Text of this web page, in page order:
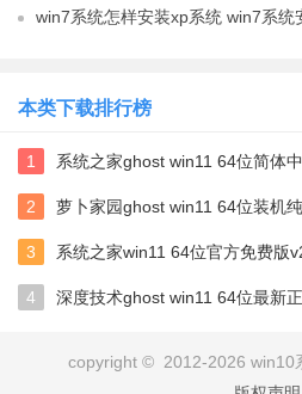
win7系统怎样安装xp系统 win7系
本类下载排行榜
1 系统之家ghost win11 64位简体
2 萝卜家园ghost win11 64位装机
3 系统之家win11 64位官方免费版
4 深度技术ghost win11 64位最新
copyright © 2012-2026 win10